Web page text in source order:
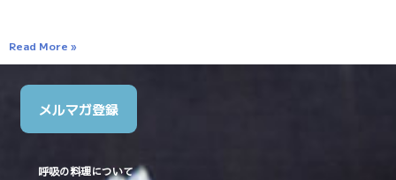
Read More »
メルマガ登録
呼吸の料理について